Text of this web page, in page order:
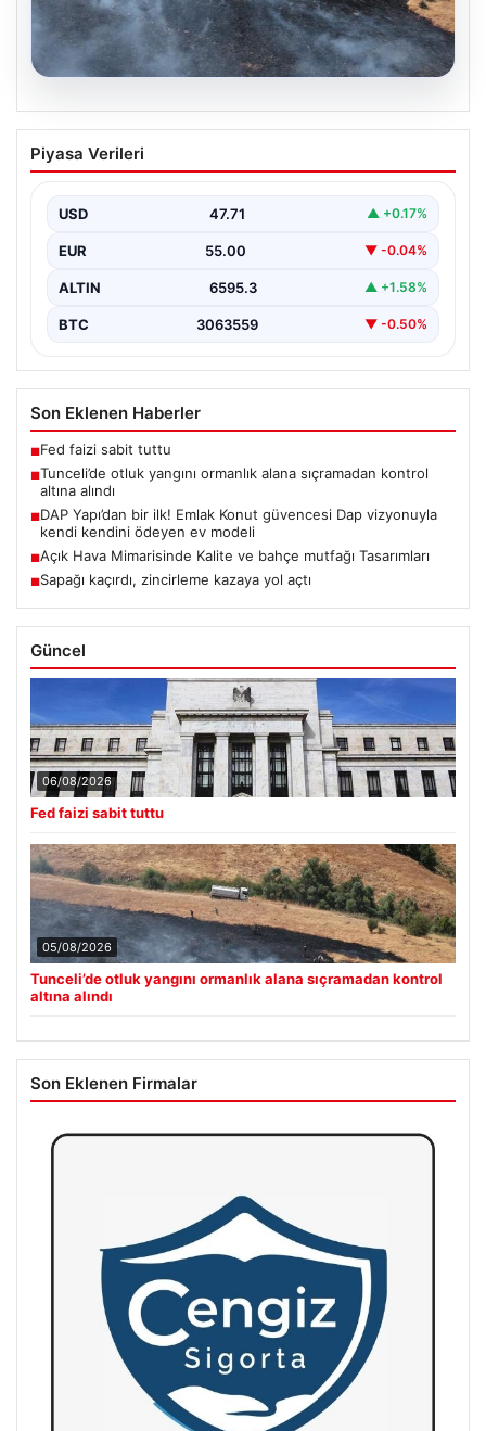
Tunceli’de otluk yangını ormanlık alana
sıçramadan kontrol altına alındı
arasında bulunan otlaklık bölgede henüz
belirlenemeyen bir nedenle…
Piyasa Verileri
USD 47.71 ▲ +0.17%
EUR 55.00 ▼ -0.04%
ALTIN 6595.3 ▲ +1.58%
BTC 3063559 ▼ -0.50%
Son Eklenen Haberler
■Fed faizi sabit tuttu
■Tunceli’de otluk yangını ormanlık alana sıçramadan kontrol
altına alındı
■DAP Yapı’dan bir ilk! Emlak Konut güvencesi Dap vizyonuyla
kendi kendini ödeyen ev modeli
■Açık Hava Mimarisinde Kalite ve bahçe mutfağı Tasarımları
■Sapağı kaçırdı, zincirleme kazaya yol açtı
Güncel
06/08/2026
Fed faizi sabit tuttu
05/08/2026
Tunceli’de otluk yangını ormanlık alana sıçramadan kontrol
altına alındı
Son Eklenen Firmalar